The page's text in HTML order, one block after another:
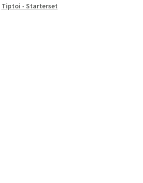
Tiptoi - Starterset